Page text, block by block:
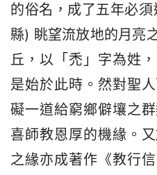
的俗名，成了五年必
縣) 眺望流放地的月亮
丘，以「禿」字為姓
是始於此時。然對聖
礙一道給窮鄉僻壤之
喜師教恩厚的機緣。
之緣亦成著作《教行